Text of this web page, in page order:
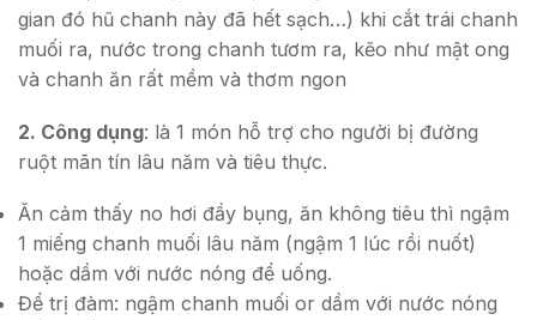
gian đó hũ chanh này đã hết sạch…) khi cắt trái chanh
muối ra, nước trong chanh tươm ra, kẽo như mật ong
và chanh ăn rất mềm và thơm ngon
2. Công dụng: là 1 món hỗ trợ cho người bị đường
ruột mãn tín lâu năm và tiêu thực.
Ăn cảm thấy no hơi đầy bụng, ăn không tiêu thì ngậm
1 miếng chanh muối lâu năm (ngậm 1 lúc rồi nuốt)
hoặc dầm với nước nóng để uống.
Để trị đàm: ngậm chanh muối or dầm với nước nóng